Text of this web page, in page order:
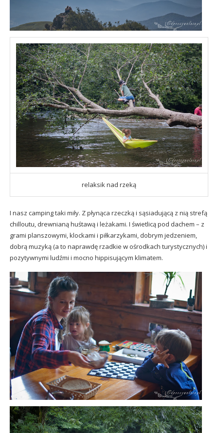
relaksik nad rzeką
I nasz camping taki miły. Z płynąca rzeczką i sąsiadującą z nią strefą
chilloutu, drewnianą huśtawą i leżakami. I świetlicą pod dachem – z
grami planszowymi, klockami i piłkarzykami, dobrym jedzeniem,
dobrą muzyką (a to naprawdę rzadkie w ośrodkach turystycznych) i
pozytywnymi ludźmi i mocno hippisującym klimatem.